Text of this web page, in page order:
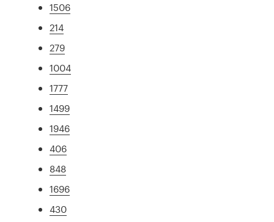
1506
214
279
1004
1777
1499
1946
406
848
1696
430